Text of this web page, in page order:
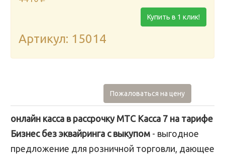
Купить в 1 клик!
Артикул: 15014
Пожаловаться на цену
онлайн касса в рассрочку МТС Касса 7 на тарифе
Бизнес без эквайринга с выкупом - выгодное
предложение для розничной торговли, дающее